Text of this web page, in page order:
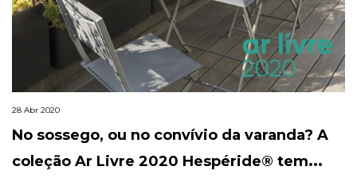
28 Abr 2020
No sossego, ou no convívio da varanda? A
coleção Ar Livre 2020 Hespéride® tem